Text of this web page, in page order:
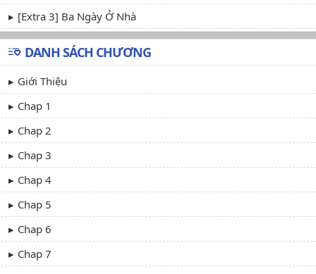
[Extra 3] Ba Ngày Ở Nhà
DANH SÁCH CHƯƠNG
Giới Thiệu
Chap 1
Chap 2
Chap 3
Chap 4
Chap 5
Chap 6
Chap 7